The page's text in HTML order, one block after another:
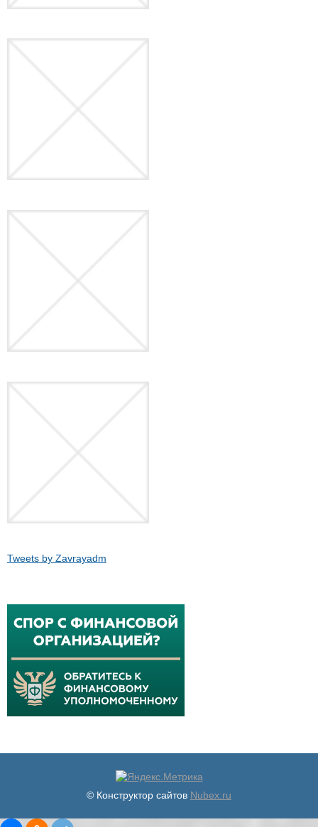
Tweets by Zavrayadm
© Конструктор сайтов Nubex.ru